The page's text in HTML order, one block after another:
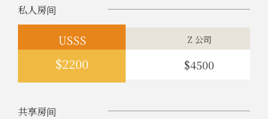
私人房间
USSS Z 公司
$2200 $4500
共享房间